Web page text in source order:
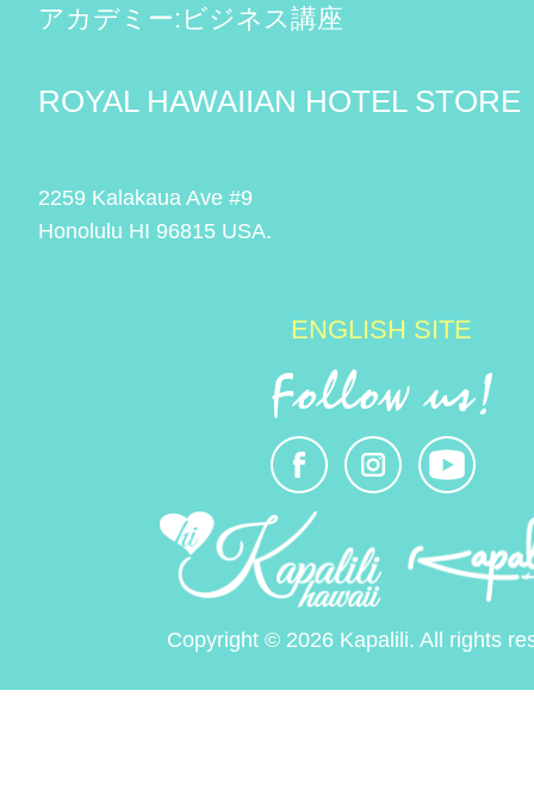
アカデミー:ビジネス講座
ROYAL HAWAIIAN HOTEL STORE
2259 Kalakaua Ave #9
Honolulu HI 96815 USA.
ENGLISH SITE
Copyright © 2026 Kapalili. All rights